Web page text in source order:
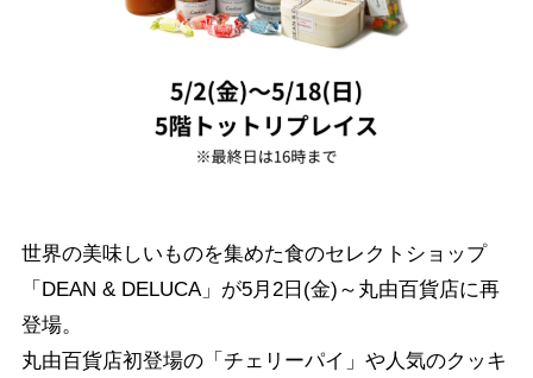
世界の美味しいものを集めた食のセレクトショップ
「DEAN & DELUCA」が5月2日(金)～丸由百貨店に再
登場。
丸由百貨店初登場の「チェリーパイ」や人気のクッキ